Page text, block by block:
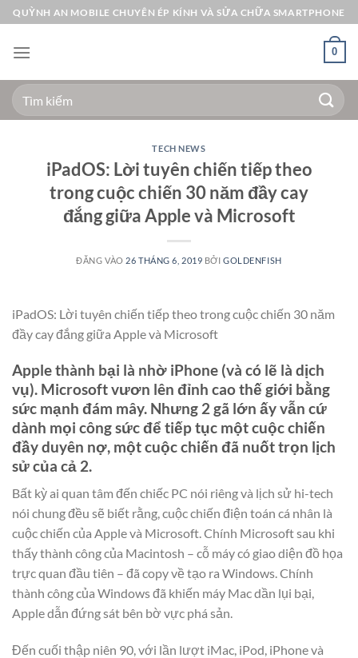
Bỏ
qua
nội
QUỲNH AN MOBILE CHUYÊN ÉP KÍNH VÀ SỬA CHỮA SMARTPHONE
0
Tìm
kiếm:
TECH NEWS
iPadOS: Lời tuyên chiến tiếp theo
trong cuộc chiến 30 năm đầy cay
đắng giữa Apple và Microsoft
ĐĂNG VÀO 26 THÁNG 6, 2019 BỞIGOLDENFISH
iPadOS: Lời tuyên chiến tiếp theo trong cuộc chiến 30 năm
đầy cay đắng giữa Apple và Microsoft
Apple thành bại là nhờ iPhone (và có lẽ là dịch
vụ). Microsoft vươn lên đỉnh cao thế giới bằng
sức mạnh đám mây. Nhưng 2 gã lớn ấy vẫn cứ
dành mọi công sức để tiếp tục một cuộc chiến
đầy duyên nợ, một cuộc chiến đã nuốt trọn lịch
sử của cả 2.
Bất kỳ ai quan tâm đến chiếc PC nói riêng và lịch sử hi-tech
nói chung đều sẽ biết rằng, cuộc chiến điện toán cá nhân là
cuộc chiến của Apple và Microsoft. Chính Microsoft sau khi
thấy thành công của Macintosh – cỗ máy có giao diện đồ họa
trực quan đầu tiên – đã copy về tạo ra Windows. Chính
thành công của Windows đã khiến máy Mac dần lụi bại,
Apple dẫn đứng sát bên bờ vực phá sản.
Đến cuối thập niên 90, với lần lượt iMac, iPod, iPhone và